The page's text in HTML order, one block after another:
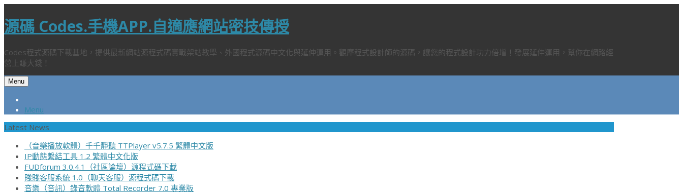
源碼 Codes.手機APP.自適應網站密技傳授
Codes程式源碼下載基地，提供最新網站源程式碼實戰架站教學、外國程式源碼中文化與延伸運用。觀摩程式設計師的源碼，讓您的程式設計功力倍增！發展延伸運用，幫你在網路經
營上賺大錢！
Menu
Menu
Latest News
（音樂播放軟體）千千靜聽 TTPlayer v5.7.5 繁體中文版
IP動態繫結工具 1.2 繁體中文化版
FUDforum 3.0.4.1（社區論壇）源程式碼下載
賤賤客服系統 1.0（聊天客服）源程式碼下載
音樂（音訊）錄音軟體 Total Recorder 7.0 專業版